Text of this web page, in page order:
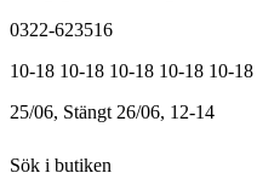
0322-623516
10-18 10-18 10-18 10-18 10-18
25/06, Stängt 26/06, 12-14
Sök i butiken